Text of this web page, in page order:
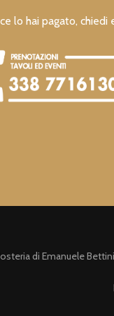
lo hai pagato, chiedi
di Emanuele